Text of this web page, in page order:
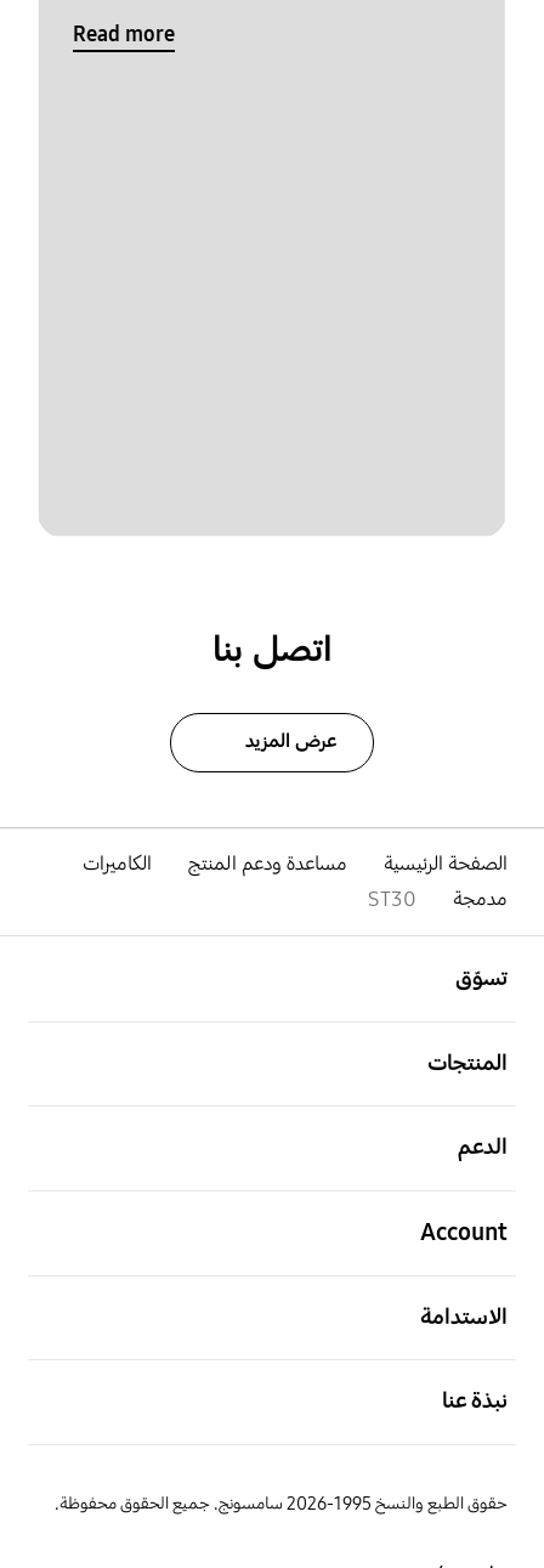
Read more
اتصل بنا
عرض المزيد
الصفحة الرئيسية مساعدة ودعم المنتج
الكاميرات
مدمجة
ST30
تسوّق
المنتجات
الدعم
Account
الاستدامة
نبذة عنا
حقوق الطبع والنسخ 1995-2026 سامسونج. جميع الحقوق محفوظة.